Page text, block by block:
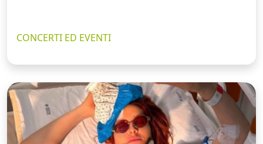
CONCERTI ED EVENTI